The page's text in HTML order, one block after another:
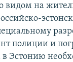
видом на
полиции и
в Эстонию